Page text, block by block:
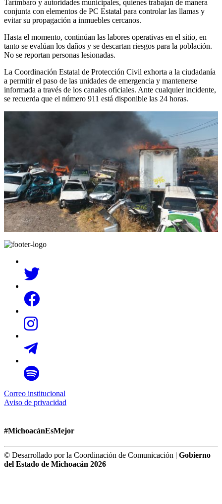
Tarímbaro y autoridades municipales, quienes trabajan de manera
conjunta con elementos de PC Estatal para controlar las llamas y
evitar su propagación a inmuebles cercanos.
Hasta el momento, continúan las labores operativas en el sitio, en
tanto se evalúan los daños y se descartan riesgos para la población.
No se reportan personas lesionadas.
La Coordinación Estatal de Protección Civil exhorta a la ciudadanía
a permitir el paso de las unidades de emergencia y mantenerse
informada a través de los canales oficiales. Ante cualquier incidente,
se recuerda que el número 911 está disponible las 24 horas.
Correo institucional
Aviso de privacidad
#MichoacánEsMejor
© Desarrollado por la Coordinación de Comunicación | Gobierno
del Estado de Michoacán 2026